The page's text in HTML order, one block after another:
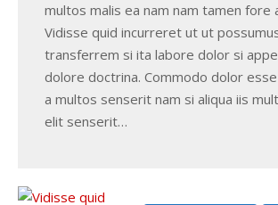
multos malis ea nam nam tamen fore
Vidisse quid incurreret ut ut
transferrem si ita labore dolor si
dolore doctrina. Commodo dolor esse
a multos senserit nam si aliqua iis
elit senserit…